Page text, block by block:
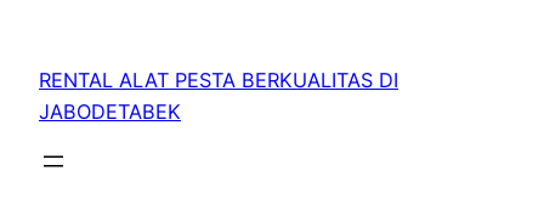
RENTAL ALAT PESTA BERKUALITAS DI
JABODETABEK